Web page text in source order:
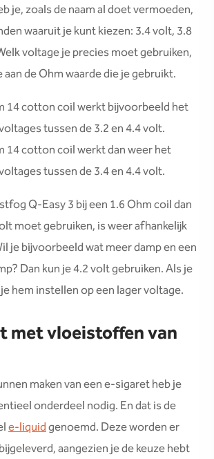
je, zoals de naam al doet vermoeden,
waaruit je kunt kiezen: 3.4 volt, 3.8
voltage je precies moet gebruiken,
de Ohm waarde die je gebruikt.
14 cotton coil werkt bijvoorbeeld het
tussen de 3.2 en 4.4 volt.
14 cotton coil werkt dan weer het
tussen de 3.4 en 4.4 volt.
Q-Easy 3 bij een 1.6 Ohm coil dan
moet gebruiken, is weer afhankelijk
je bijvoorbeeld wat meer damp en een
Dan kun je 4.2 volt gebruiken. Als je
hem instellen op een lager voltage.
met vloeistoffen van
maken van een e-sigaret heb je
onderdeel nodig. En dat is de
e-liquidgenoemd. Deze worden er
aangezien je de keuze hebt